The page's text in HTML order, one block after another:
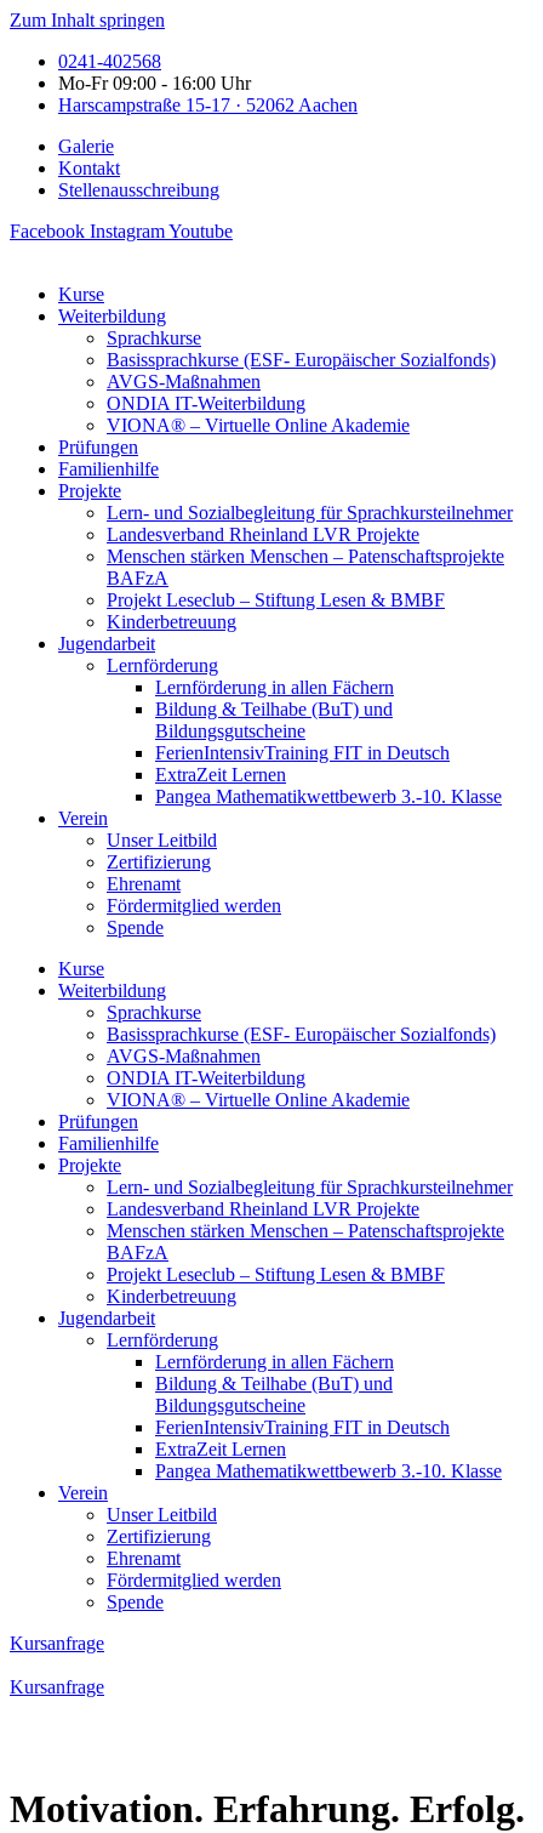
Zum Inhalt springen
0241-402568
Mo-Fr 09:00 - 16:00 Uhr
Harscampstraße 15-17 · 52062 Aachen
Galerie
Kontakt
Stellenausschreibung
Facebook InstagramYoutube
Kurse
Weiterbildung
Sprachkurse
Basissprachkurse (ESF- Europäischer Sozialfonds)
AVGS-Maßnahmen
ONDIA IT-Weiterbildung
VIONA® – Virtuelle Online Akademie
Prüfungen
Familienhilfe
Projekte
Lern- und Sozialbegleitung für Sprachkursteilnehmer
Landesverband Rheinland LVR Projekte
Menschen stärken Menschen – Patenschaftsprojekte
BAFzA
Projekt Leseclub – Stiftung Lesen & BMBF
Kinderbetreuung
Jugendarbeit
Lernförderung
Lernförderung in allen Fächern
Bildung & Teilhabe (BuT) und
Bildungsgutscheine
FerienIntensivTraining FIT in Deutsch
ExtraZeit Lernen
Pangea Mathematikwettbewerb 3.-10. Klasse
Verein
Unser Leitbild
Zertifizierung
Ehrenamt
Fördermitglied werden
Spende
Kurse
Weiterbildung
Sprachkurse
Basissprachkurse (ESF- Europäischer Sozialfonds)
AVGS-Maßnahmen
ONDIA IT-Weiterbildung
VIONA® – Virtuelle Online Akademie
Prüfungen
Familienhilfe
Projekte
Lern- und Sozialbegleitung für Sprachkursteilnehmer
Landesverband Rheinland LVR Projekte
Menschen stärken Menschen – Patenschaftsprojekte
BAFzA
Projekt Leseclub – Stiftung Lesen & BMBF
Kinderbetreuung
Jugendarbeit
Lernförderung
Lernförderung in allen Fächern
Bildung & Teilhabe (BuT) und
Bildungsgutscheine
FerienIntensivTraining FIT in Deutsch
ExtraZeit Lernen
Pangea Mathematikwettbewerb 3.-10. Klasse
Verein
Unser Leitbild
Zertifizierung
Ehrenamt
Fördermitglied werden
Spende
Kursanfrage
Kursanfrage
Motivation. Erfahrung. Erfolg.